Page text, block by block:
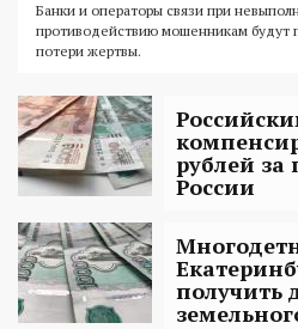
Банки и операторы связи при
противодействию мошенникам будут
потери жертвы.
рублей за
России
получить